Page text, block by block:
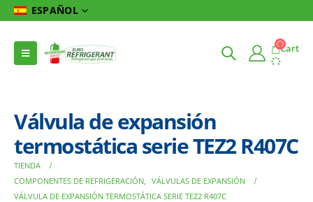
ESPAÑOL
Cart
Válvula de expansión
termostática serie TEZ2 R407C
TIENDA
COMPONENTES DE REFRIGERACIÓN, VÁLVULAS DE EXPANSIÓN
VÁLVULA DE EXPANSIÓN TERMOSTÁTICA SERIE TEZ2 R407C